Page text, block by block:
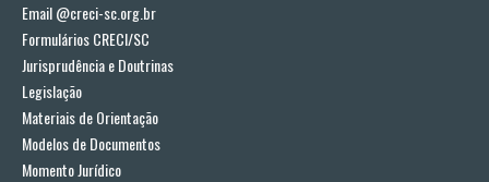
Email @creci-sc.org.br
Formulários CRECI/SC
Jurisprudência e Doutrinas
Legislação
Materiais de Orientação
Modelos de Documentos
Momento Jurídico